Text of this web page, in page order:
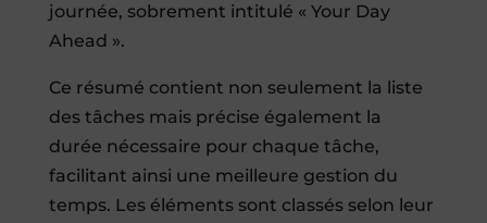
journée, sobrement intitulé « Your Day
Ahead ».
Ce résumé contient non seulement la liste
des tâches mais précise également la
durée nécessaire pour chaque tâche,
facilitant ainsi une meilleure gestion du
temps. Les éléments sont classés selon leur